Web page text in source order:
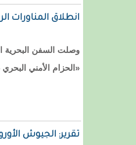
انطلاق المناورات
وصلت السفن البحرية
«الحزام الأمني ​​البحري 2025» المشتركة في شمال المحيط الهندي.
تقرير: الجيوش